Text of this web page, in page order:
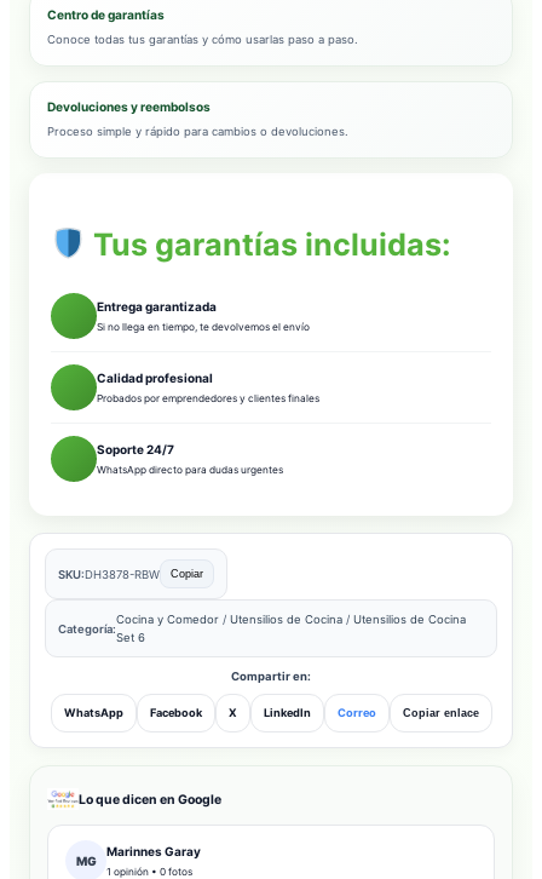
Centro de garantías
Conoce todas tus garantías y cómo usarlas paso a paso.
Devoluciones y reembolsos
Proceso simple y rápido para cambios o devoluciones.
Tus garantías incluidas:
Entrega garantizada
Si no llega en tiempo, te devolvemos el envío
Calidad profesional
Probados por emprendedores y clientes finales
Soporte 24/7
WhatsApp directo para dudas urgentes
SKU:DH3878-RBW Copiar
Categoría:
Cocina y Comedor / Utensilios de Cocina / Utensilios de Cocina
Set 6
Compartir en:
WhatsApp Facebook X LinkedIn Correo Copiar enlace
Lo que dicen en Google
MG
Marinnes Garay
1 opinión • 0 fotos